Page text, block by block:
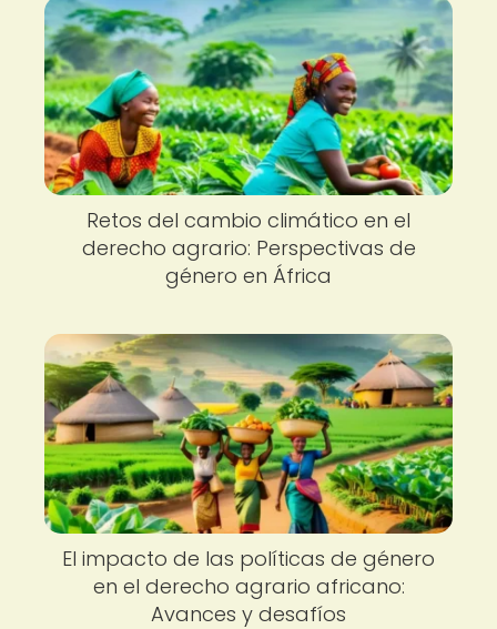
Retos del cambio climático en el
derecho agrario: Perspectivas de
género en África
El impacto de las políticas de género
en el derecho agrario africano:
Avances y desafíos